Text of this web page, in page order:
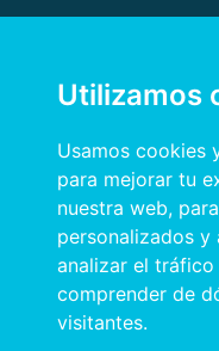
Utilizamos
Usamos cookies
para mejorar tu
nuestra web,
personalizados y
analizar el
comprender de
visitantes.
Publicidad online
INFORMACIÓN
Política de privacidad
Política de cookies
Aviso legal